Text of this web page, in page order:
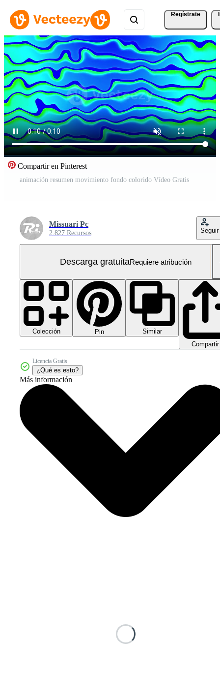
Regístrate
Compartir en Pinterest
animación resumen movimiento fondo colorido Vídeo Gratis
Missuari Pc
2.827 Recursos Seguir
Descarga gratuitaRequiere atribución
Colección Pin
Similar
Compartir
Licencia Gratis
¿Qué es esto?
Más información